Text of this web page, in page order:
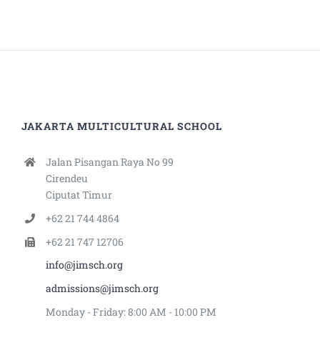
JAKARTA MULTICULTURAL SCHOOL
Jalan Pisangan Raya No 99
Cirendeu
Ciputat Timur
+62 21 744 4864
+62 21 747 12706
info@jimsch.org
admissions@jimsch.org
Monday - Friday: 8:00 AM - 10:00 PM